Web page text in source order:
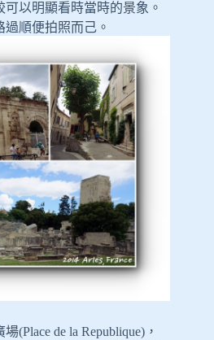
以明顯看時當時的景象。
順便拍照而己。
(Place de la Republique)，